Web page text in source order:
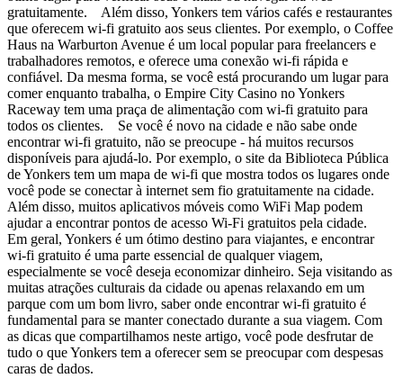
gratuitamente. Além disso, Yonkers tem vários cafés e restaurantes
que oferecem wi-fi gratuito aos seus clientes. Por exemplo, o Coffee
Haus na Warburton Avenue é um local popular para freelancers e
trabalhadores remotos, e oferece uma conexão wi-fi rápida e
confiável. Da mesma forma, se você está procurando um lugar para
comer enquanto trabalha, o Empire City Casino no Yonkers
Raceway tem uma praça de alimentação com wi-fi gratuito para
todos os clientes. Se você é novo na cidade e não sabe onde
encontrar wi-fi gratuito, não se preocupe - há muitos recursos
disponíveis para ajudá-lo. Por exemplo, o site da Biblioteca Pública
de Yonkers tem um mapa de wi-fi que mostra todos os lugares onde
você pode se conectar à internet sem fio gratuitamente na cidade.
Além disso, muitos aplicativos móveis como WiFi Map podem
ajudar a encontrar pontos de acesso Wi-Fi gratuitos pela cidade.
Em geral, Yonkers é um ótimo destino para viajantes, e encontrar
wi-fi gratuito é uma parte essencial de qualquer viagem,
especialmente se você deseja economizar dinheiro. Seja visitando as
muitas atrações culturais da cidade ou apenas relaxando em um
parque com um bom livro, saber onde encontrar wi-fi gratuito é
fundamental para se manter conectado durante a sua viagem. Com
as dicas que compartilhamos neste artigo, você pode desfrutar de
tudo o que Yonkers tem a oferecer sem se preocupar com despesas
caras de dados.